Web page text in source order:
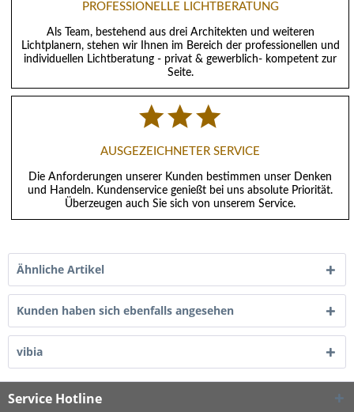
PROFESSIONELLE LICHTBERATUNG
Als Team, bestehend aus drei Architekten und weiteren
Lichtplanern, stehen wir Ihnen im Bereich der professionellen und
individuellen Lichtberatung - privat & gewerblich- kompetent zur
Seite.
AUSGEZEICHNETER SERVICE
Die Anforderungen unserer Kunden bestimmen unser Denken
und Handeln. Kundenservice genießt bei uns absolute Priorität.
Überzeugen auch Sie sich von unserem Service.
Ähnliche Artikel
Kunden haben sich ebenfalls angesehen
vibia
Service Hotline